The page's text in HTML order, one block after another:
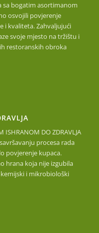
bogatim asortimanom
osvojili povjerenje
i kvaliteta. Zahvaljujući
svoje mjesto na tržištu i
restoranskih obroka
DO ZDRAVLJA
procesa rada
povjerenje kupaca.
hrana koja nije izgubila
i mikrobiološki